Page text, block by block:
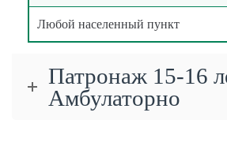
Любой населенный пункт
Патронаж 15-16
Амбулаторно